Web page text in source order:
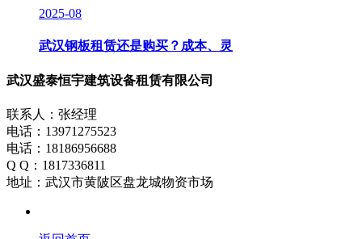
2025-08
武汉钢板租赁还是购买？成本、灵
武汉盛泰恒宇建筑设备租赁有限公司
联系人：张经理
电话：13971275523
电话：18186956688
Q Q：1817336811
地址：武汉市黄陂区盘龙城物资市场